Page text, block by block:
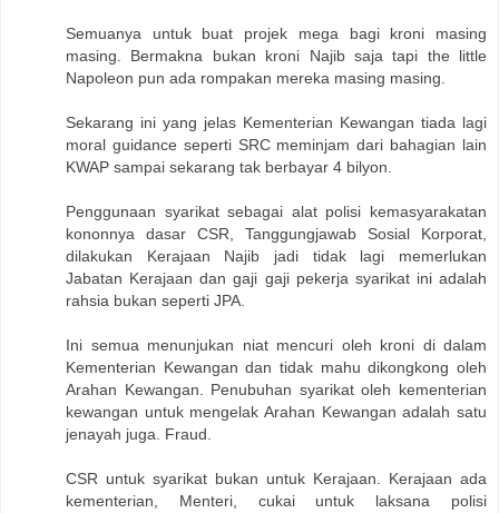
Semuanya untuk buat projek mega bagi kroni masing
masing. Bermakna bukan kroni Najib saja tapi the little
Napoleon pun ada rompakan mereka masing masing.
Sekarang ini yang jelas Kementerian Kewangan tiada lagi
moral guidance seperti SRC meminjam dari bahagian lain
KWAP sampai sekarang tak berbayar 4 bilyon.
Penggunaan syarikat sebagai alat polisi kemasyarakatan
kononnya dasar CSR, Tanggungjawab Sosial Korporat,
dilakukan Kerajaan Najib jadi tidak lagi memerlukan
Jabatan Kerajaan dan gaji gaji pekerja syarikat ini adalah
rahsia bukan seperti JPA.
Ini semua menunjukan niat mencuri oleh kroni di dalam
Kementerian Kewangan dan tidak mahu dikongkong oleh
Arahan Kewangan. Penubuhan syarikat oleh kementerian
kewangan untuk mengelak Arahan Kewangan adalah satu
jenayah juga. Fraud.
CSR untuk syarikat bukan untuk Kerajaan. Kerajaan ada
kementerian, Menteri, cukai untuk laksana polisi